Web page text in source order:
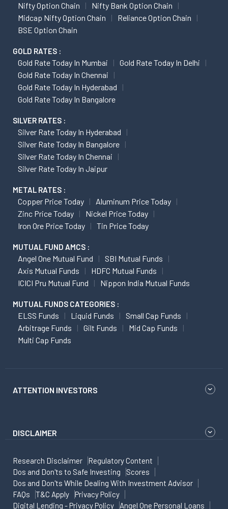
Nifty Option Chain
Nifty Bank Option Chain
Midcap Nifty Option Chain
Reliance Option Chain
BSE Option Chain
GOLD RATES :
Gold Rate Today In Mumbai
Gold Rate Today In Delhi
Gold Rate Today In Chennai
Gold Rate Today In Hyderabad
Gold Rate Today In Bangalore
SILVER RATES :
Silver Rate Today In Hyderabad
Silver Rate Today In Bangalore
Silver Rate Today In Chennai
Silver Rate Today In Jaipur
METAL RATES :
Copper Price Today
Aluminum Price Today
Zinc Price Today
Nickel Price Today
Iron Ore Price Today
Tin Price Today
MUTUAL FUND AMCS :
Angel One Mutual Fund
SBI Mutual Funds
Axis Mutual Funds
HDFC Mutual Funds
ICICI Pru Mutual Fund
Nippon India Mutual Funds
MUTUAL FUNDS CATEGORIES :
ELSS Funds Liquid Funds
Small Cap Funds
Arbitrage Funds
Gilt Funds
Mid Cap Funds
Multi Cap Funds
ATTENTION INVESTORS
DISCLAIMER
Research Disclaimer
Regulatory Content
Dos and Don'ts to Safe Investing
Scores
Dos and Don'ts While Dealing With Investment Advisor
FAQs
T&C Apply
Privacy Policy
Digital Lending - Privacy Policy
Angel One Personal Loans